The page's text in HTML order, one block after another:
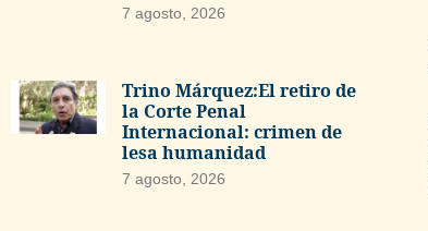
7 agosto, 2026
Trino Márquez:El retiro de
la Corte Penal
Internacional: crimen de
lesa humanidad
7 agosto, 2026